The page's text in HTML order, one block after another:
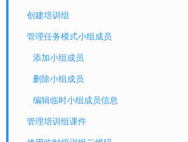
创建培训组
管理任务模式小组成员
添加小组成员
删除小组成员
编辑临时小组成员信息
管理培训组课件